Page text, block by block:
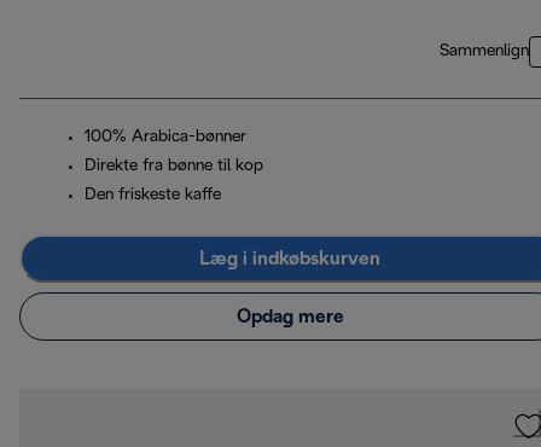
Sammenlign
100% Arabica-bønner
Direkte fra bønne til kop
Den friskeste kaffe
Læg i indkøbskurven
Opdag mere